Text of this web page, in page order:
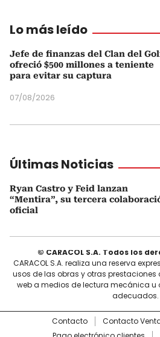
Lo más leído
Jefe de finanzas del Clan del
ofreció $500 millones a teniente
para evitar su captura
07/08/2026
Últimas Noticias
Ryan Castro y Feid lanzan
“Mentira”, su tercera
oficial
© CARACOL S.A. Todos los
CARACOL S.A. realiza una reserva
usos de las obras y otras prestaciones
web a medios de lectura mecánica u
adecuados.
Contacto Contacto